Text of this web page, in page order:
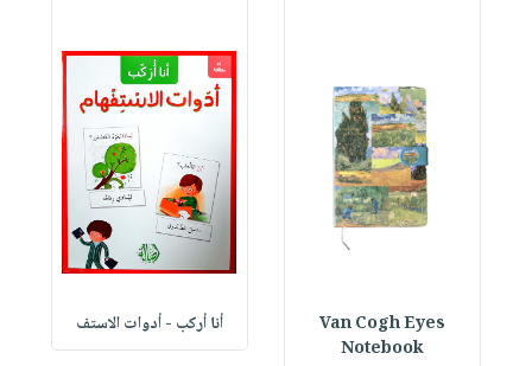
Van Cogh Eyes
Notebook
أنا أركب - أدوات الاستف